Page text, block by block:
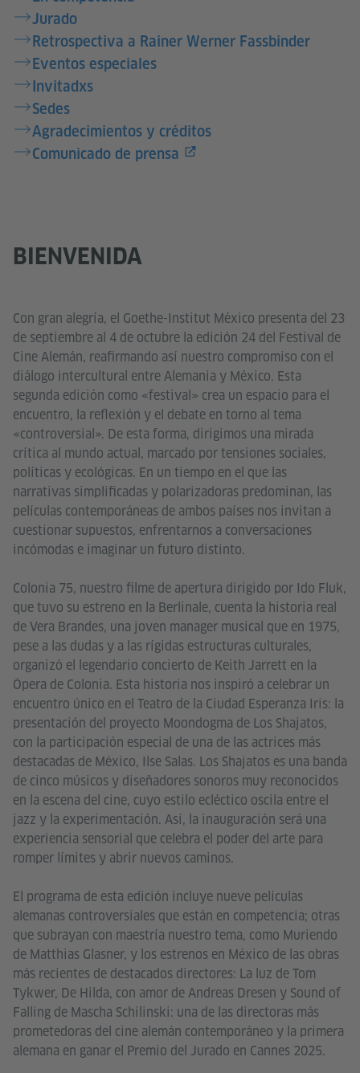
Jurado
Retrospectiva a Rainer Werner Fassbinder
Eventos especiales
Invitadxs
Sedes
Agradecimientos y créditos
Comunicado de prensa
BIENVENIDA
Con gran alegría, el Goethe-Institut México presenta del 23
de septiembre al 4 de octubre la edición 24 del Festival de
Cine Alemán, reafirmando así nuestro compromiso con el
diálogo intercultural entre Alemania y México. Esta
segunda edición como «festival» crea un espacio para el
encuentro, la reflexión y el debate en torno al tema
«controversial». De esta forma, dirigimos una mirada
crítica al mundo actual, marcado por tensiones sociales,
políticas y ecológicas. En un tiempo en el que las
narrativas simplificadas y polarizadoras predominan, las
películas contemporáneas de ambos países nos invitan a
cuestionar supuestos, enfrentarnos a conversaciones
incómodas e imaginar un futuro distinto.
Colonia 75, nuestro filme de apertura dirigido por Ido Fluk,
que tuvo su estreno en la Berlinale, cuenta la historia real
de Vera Brandes, una joven manager musical que en 1975,
pese a las dudas y a las rígidas estructuras culturales,
organizó el legendario concierto de Keith Jarrett en la
Ópera de Colonia. Esta historia nos inspiró a celebrar un
encuentro único en el Teatro de la Ciudad Esperanza Iris: la
presentación del proyecto Moondogma de Los Shajatos,
con la participación especial de una de las actrices más
destacadas de México, Ilse Salas. Los Shajatos es una banda
de cinco músicos y diseñadores sonoros muy reconocidos
en la escena del cine, cuyo estilo ecléctico oscila entre el
jazz y la experimentación. Así, la inauguración será una
experiencia sensorial que celebra el poder del arte para
romper límites y abrir nuevos caminos.
El programa de esta edición incluye nueve películas
alemanas controversiales que están en competencia; otras
que subrayan con maestría nuestro tema, como Muriendo
de Matthias Glasner, y los estrenos en México de las obras
más recientes de destacados directores: La luz de Tom
Tykwer, De Hilda, con amor de Andreas Dresen y Sound of
Falling de Mascha Schilinski: una de las directoras más
prometedoras del cine alemán contemporáneo y la primera
alemana en ganar el Premio del Jurado en Cannes 2025.